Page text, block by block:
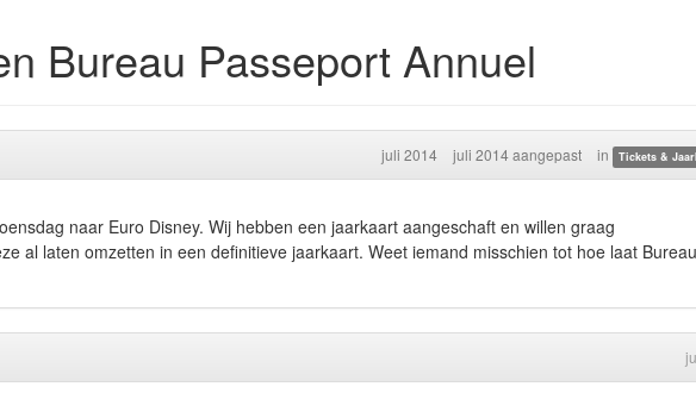
Bureau Passeport Annuel
juli 2014 juli 2014 aangepast in Tickets &
naar Euro Disney. Wij hebben een jaarkaart aangeschaft en willen graag
al laten omzetten in een definitieve jaarkaart. Weet iemand misschien tot hoe laat Bureau